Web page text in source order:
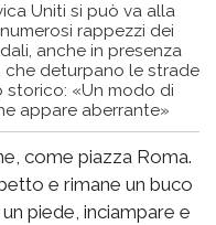
Uniti si può va alla
rappezzi dei
anche in presenza
che deturpano le strade
storico: «Un modo di
appare aberrante»
come piazza Roma.
e rimane un buco
piede, inciampare e